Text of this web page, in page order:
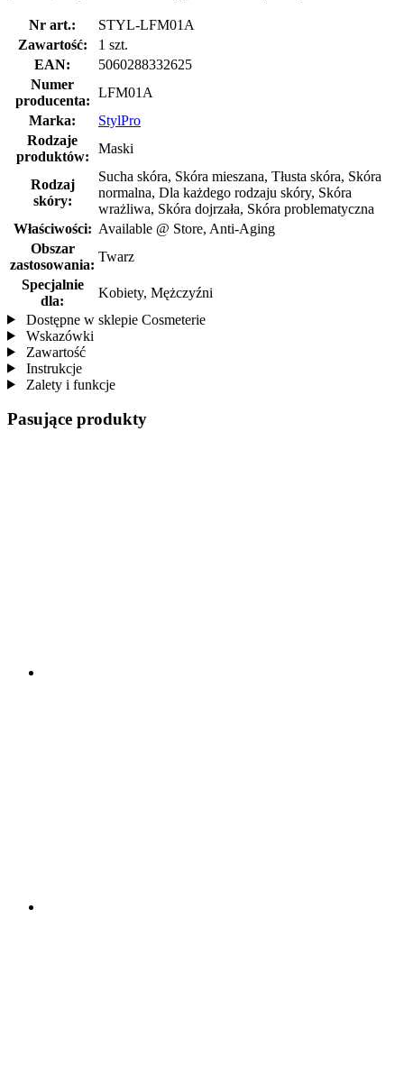
Nr art.:
STYL-LFM01A
Zawartość:
1 szt.
EAN:
5060288332625
Numer
producenta:
LFM01A
Marka:
StylPro
Rodzaje
produktów:
Maski
Rodzaj
skóry:
Sucha skóra, Skóra mieszana, Tłusta skóra, Skóra
normalna, Dla każdego rodzaju skóry, Skóra
wrażliwa, Skóra dojrzała, Skóra problematyczna
Właściwości: Available @ Store, Anti-Aging
Obszar
zastosowania:
Twarz
Specjalnie
dla:
Kobiety, Mężczyźni
Dostępne w sklepie Cosmeterie
Wskazówki
Zawartość
Instrukcje
Zalety i funkcje
Pasujące produkty